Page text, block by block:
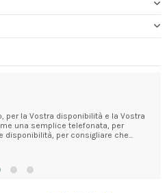
per la Vostra disponibilità e la Vostra
una semplice telefonata, per
disponibilità, per consigliare che...